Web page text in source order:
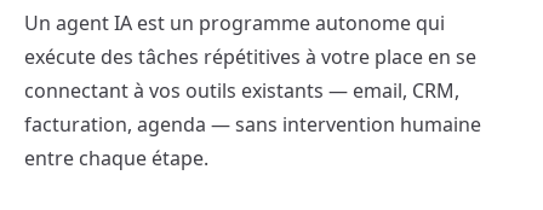
Un agent IA est un programme autonome qui
exécute des tâches répétitives à votre place en se
connectant à vos outils existants — email, CRM,
facturation, agenda — sans intervention humaine
entre chaque étape.